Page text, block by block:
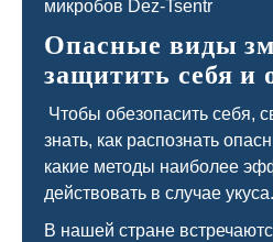
Опасные виды
защитить себя
Чтобы обезопасить себя,
знать, как распознать
какие методы наиболее
действовать в случае укуса.
В нашей стране